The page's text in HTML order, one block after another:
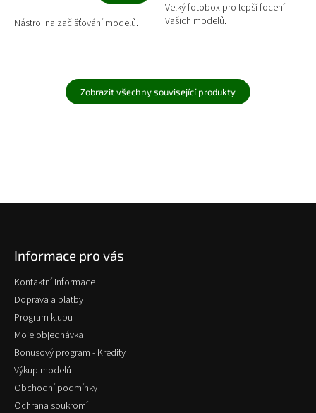
Nástroj na začišťování modelů.
Velký fotobox pro lepší focení
Vašich modelů.
Zobrazit všechny související produkty
Informace pro vás
Kontaktní informace
Doprava a platby
Program klubu
Moje objednávka
Bonusový program - Kredity
Výkup modelů
Obchodní podmínky
Ochrana soukromí